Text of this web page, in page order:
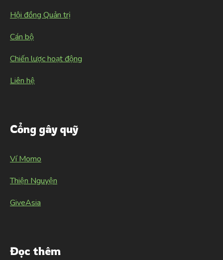
Hội đồng Quản trị
Cán bộ
Chiến lược hoạt động
Liên hệ
Cổng gây quỹ
Ví Momo
Thiện Nguyện
GiveAsia
Đọc thêm